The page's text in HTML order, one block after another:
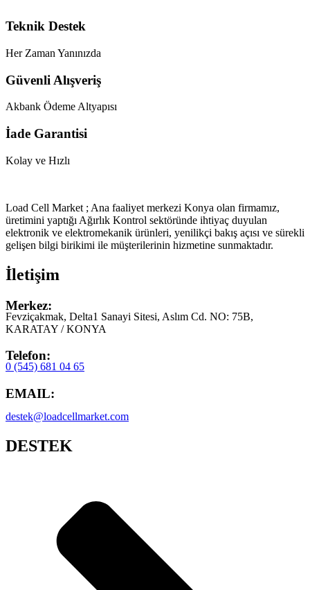
Teknik Destek
Her Zaman Yanınızda
Güvenli Alışveriş
Akbank Ödeme Altyapısı
İade Garantisi
Kolay ve Hızlı
Load Cell Market ; Ana faaliyet merkezi Konya olan firmamız,
üretimini yaptığı Ağırlık Kontrol sektöründe ihtiyaç duyulan
elektronik ve elektromekanik ürünleri, yenilikçi bakış açısı ve sürekli
gelişen bilgi birikimi ile müşterilerinin hizmetine sunmaktadır.
İletişim
Merkez:
Fevziçakmak, Delta1 Sanayi Sitesi, Aslım Cd. NO: 75B,
KARATAY / KONYA
Telefon:
0 (545) 681 04 65
EMAIL:
destek@loadcellmarket.com
DESTEK